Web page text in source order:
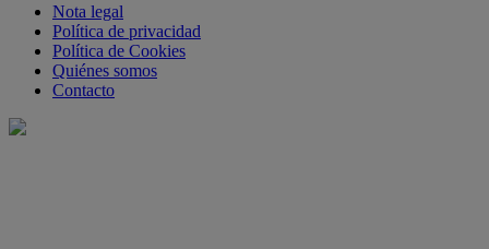
Nota legal
Política de privacidad
Política de Cookies
Quiénes somos
Contacto